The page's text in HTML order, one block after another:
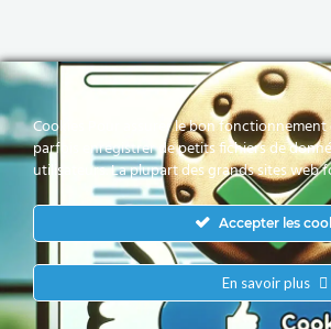
Cookies Pour assurer le bon
parfois enregistrer de petits fichiers de
utilisateurs. La plupart des grands sites web
Accepter les
En savoir plus